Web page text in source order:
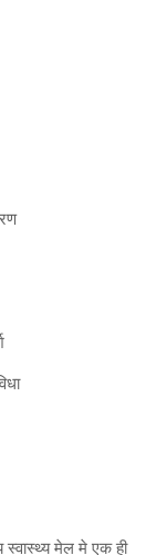
स्वास्थ्य मेल मे एक ही